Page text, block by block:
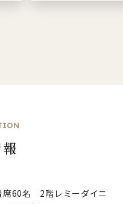
60名 2階レミーダイニ